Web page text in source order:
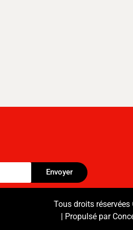
Envoyer
Tous droits
| Propulsé par